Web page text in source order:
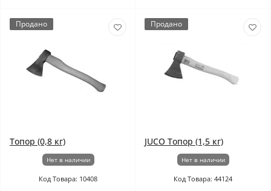
Продано
Топор (0,8 кг)
Нет в наличии
Код Товара: 10408
Продано
JUCO Топор (1,5 кг)
Нет в наличии
Код Товара: 44124